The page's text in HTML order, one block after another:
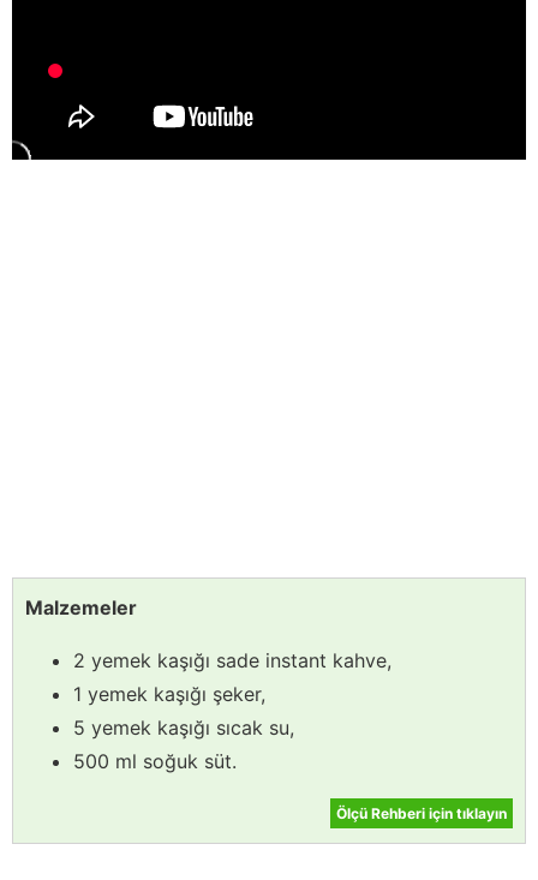
Malzemeler
2 yemek kaşığı sade instant kahve,
1 yemek kaşığı şeker,
5 yemek kaşığı sıcak su,
500 ml soğuk süt.
Ölçü Rehberi için tıklayın